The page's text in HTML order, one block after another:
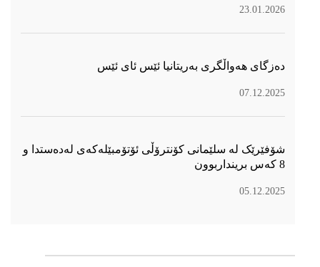
23.01.2026
دەزگای هەواڵگری بەریتانیا ئێس ئای ئێس
07.12.2025
شۆفێرێک لە سلێمانی کۆنترۆڵی ئۆتۆمبێلەکەی لەدەستدا و
8 کەس برینداربوون
05.12.2025